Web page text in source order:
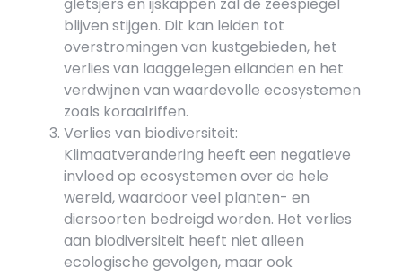
blijven stijgen. Dit kan leiden tot
overstromingen van kustgebieden, het
verlies van laaggelegen eilanden en het
verdwijnen van waardevolle ecosystemen
zoals koraalriffen.
Verlies van biodiversiteit:
Klimaatverandering heeft een negatieve
invloed op ecosystemen over de hele
wereld, waardoor veel planten- en
diersoorten bedreigd worden. Het verlies
aan biodiversiteit heeft niet alleen
ecologische gevolgen, maar ook